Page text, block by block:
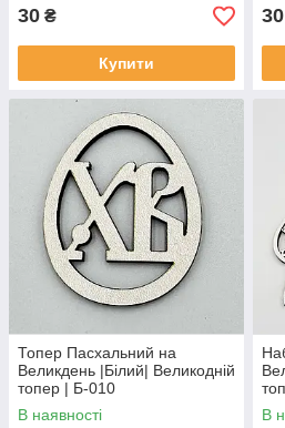
30 ₴
Купити
30
Топер Пасхальний на
Великдень |Білий| Великодній
топер | Б-010
В наявності
В